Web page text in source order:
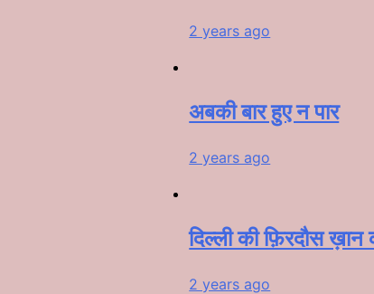
2 years ago
अबकी बार हुए न पार
2 years ago
दिल्ली की फ़िरदौस ख़ान
2 years ago